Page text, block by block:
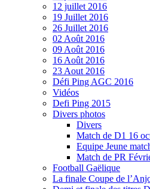
12 juillet 2016
19 Juillet 2016
26 Juillet 2016
02 Août 2016
09 Août 2016
16 Août 2016
23 Aout 2016
Défi Ping AGC 2016
Vidéos
Defi Ping 2015
Divers photos
Divers
Match de D1 16
Equipe Jeune
Match de PR
Football Gaëlique
La finale Coupe de